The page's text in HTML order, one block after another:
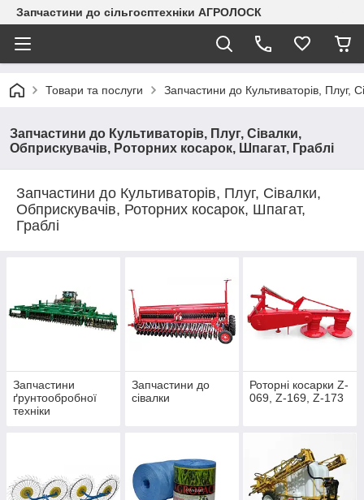
Запчастини до сільгосптехніки АГРОЛОСК
Товари та послуги Запчастини до Культиваторів, Плуг,
Запчастини до Культиваторів, Плуг, Сівалки,
Обприскувачів, Роторних косарок, Шпагат, Граблі
Запчастини до Культиваторів, Плуг, Сівалки,
Обприскувачів, Роторних косарок, Шпагат,
Граблі
Запчастини
ґрунтообробної
техніки
Запчастини до
сівалки
Роторні косарки Z-
069, Z-169, Z-173